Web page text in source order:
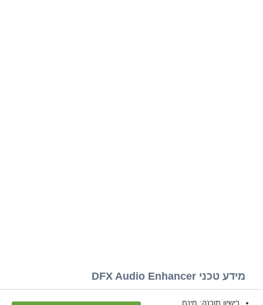
מידע טכני DFX Audio Enhancer
רישיון תוכנה: חינם